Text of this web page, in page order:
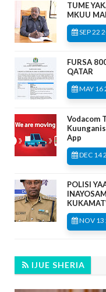
TUME
MKUU
SEP 22
FURSA
QATAR
MAY 16
Vodacom
App
DEC 14
POLISI
NOV 13
IJUE SHERIA